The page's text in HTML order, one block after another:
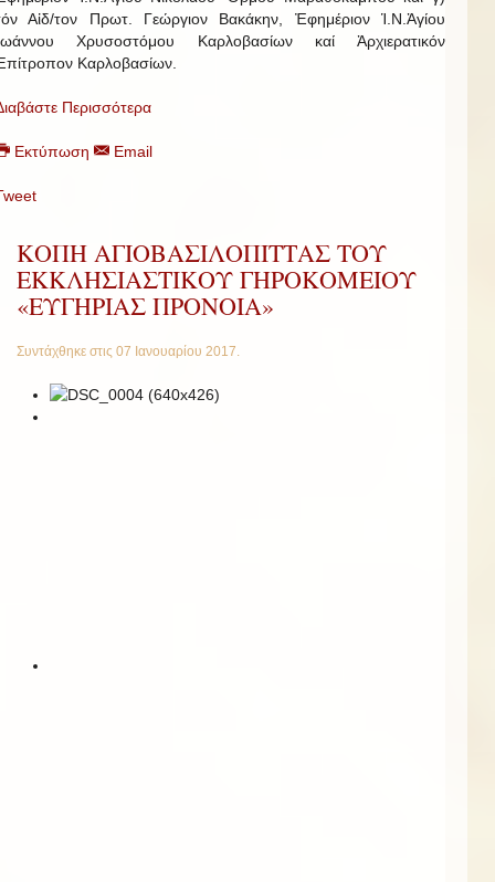
Αἰδ/τον Πρωτ. Γεώργιον Βακάκην, Ἐφημέριον Ἱ.Ν.Ἁγίου
Χρυσοστόμου Καρλοβασίων καί Ἀρχιερατικόν
Καρλοβασίων.
Περισσότερα
Εκτύπωση Email
ΚΟΠΗ ΑΓΙΟΒΑΣΙΛΟΠΙΤΤΑΣ ΤΟΥ
ΕΚΚΛΗΣΙΑΣΤΙΚΟΥ ΓΗΡΟΚΟΜΕΙΟΥ
«ΕΥΓΗΡΙΑΣ ΠΡΟΝΟΙΑ»
Συντάχθηκε στις 07 Ιανουαρίου 2017.